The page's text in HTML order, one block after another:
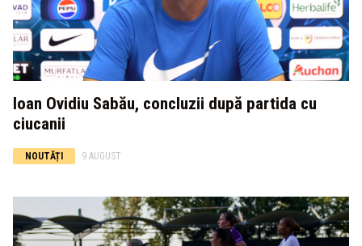
Ioan Ovidiu Sabău, concluzii după partida cu
ciucanii
NOUTĂȚI 9 AUGUST